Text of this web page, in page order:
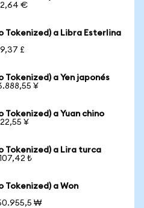
€
Tokenized) a Libra Esterlina
£
Tokenized) a Yen japonés
¥
Tokenized) a Yuan chino
¥
Tokenized) a Lira turca
₺
Tokenized) a Won
₩